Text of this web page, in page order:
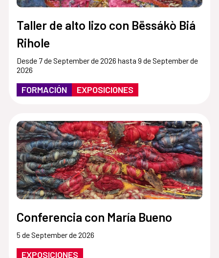
Taller de alto lizo con Bëssákò Biá
Rihole
Desde 7 de September de 2026 hasta 9 de September de
2026
FORMACIÓN EXPOSICIONES
Conferencia con María Bueno
5 de September de 2026
EXPOSICIONES